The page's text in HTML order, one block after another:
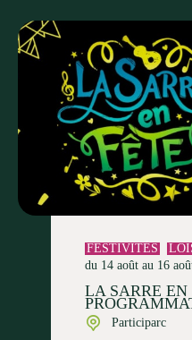
FESTIVITÉS
du 14 août au 16
LA SARRE EN
Participarc